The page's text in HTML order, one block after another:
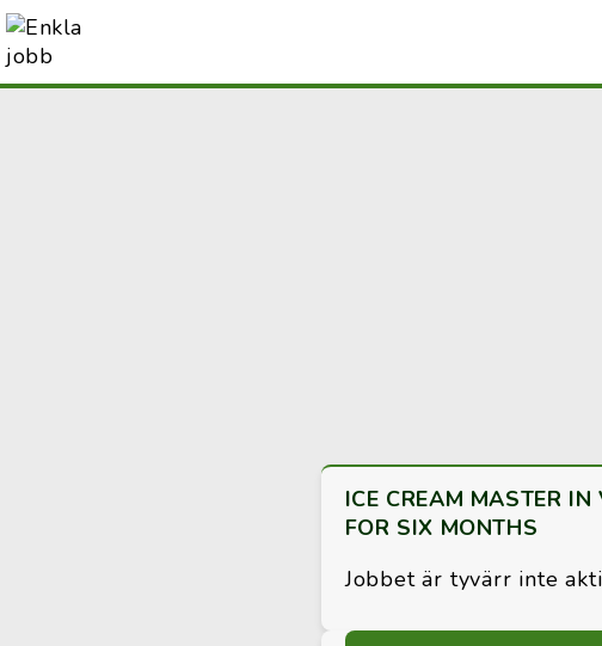
ICE CREAM MASTER
FOR SIX MONTHS
Jobbet är tyvärr inte